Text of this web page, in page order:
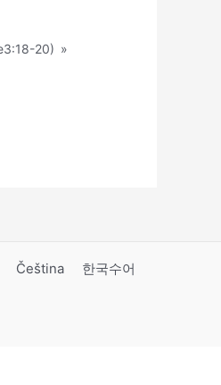
20) »
Čeština 한국수어